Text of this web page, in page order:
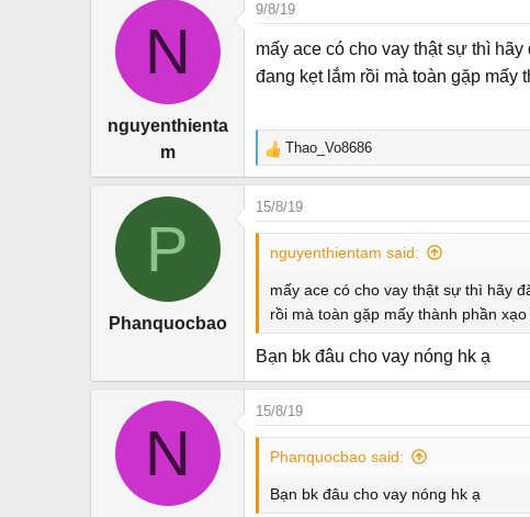
N
nguyenthienta
m
9/8/19
mấy ace có cho vay thật sự thì
đang kẹt lắm rồi mà toàn gặp mấy
R
e
a
c
Thao_Vo8686
P
Phanquocbao
15/8/19
nguyenthientam said:
mấy ace có cho vay thật sự thì hãy
rồi mà toàn gặp mấy thành phần
Bạn bk đâu cho vay nóng hk ạ
N
15/8/19
Phanquocbao said:
Bạn bk đâu cho vay nóng hk ạ